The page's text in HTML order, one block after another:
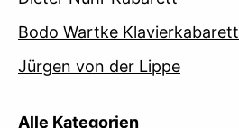
Bodo Wartke Klavierkabarett
Jürgen von der Lippe
Alle Kategorien